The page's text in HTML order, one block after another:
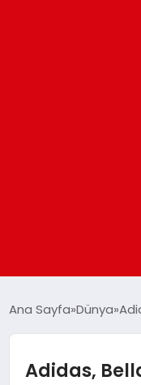
Ana Sayfa Dünya
Adidas,